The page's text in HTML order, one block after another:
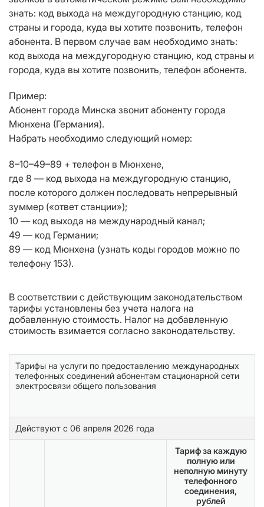
знать: код выхода на междугородную станцию, код
страны и города, куда вы хотите позвонить, телефон
абонента. В первом случае вам необходимо знать:
код выхода на междугородную станцию, код страны и
города, куда вы хотите позвонить, телефон абонента.
Пример:
Абонент города Минска звонит абоненту города
Мюнхена (Германия).
Набрать необходимо следующий номер:
8–10–49–89 + телефон в Мюнхене,
где 8 — код выхода на междугородную станцию,
после которого должен последовать непрерывный
зуммер («ответ станции»);
10 — код выхода на международный канал;
49 — код Германии;
89 — код Мюнхена (узнать коды городов можно по
телефону 153).
В соответствии с действующим законодательством
тарифы установлены без учета налога на
добавленную стоимость. Налог на добавленную
стоимость взимается согласно законодательству.
Тарифы на услуги по предоставлению международных
телефонных соединений абонентам стационарной сети
электросвязи общего пользования
Действуют с 06 апреля 2026 года
Тариф за каждую
полную или
неполную минуту
телефонного
соединения,
рублей